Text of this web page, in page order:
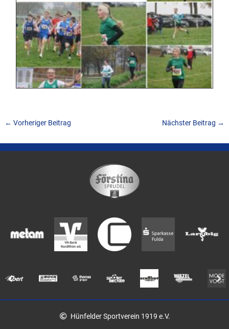
← Vorheriger Beitrag Nächster Beitrag →
Hünfelder Sportverein 1919 e.V.